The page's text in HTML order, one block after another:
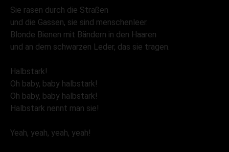
Sie rasen durch die Straßen
und die Gassen, sie sind menschenleer.
Blonde Bienen mit Bändern in den Haaren
und an dem schwarzen Leder, das sie tragen.
Halbstark!
Oh baby, baby halbstark!
Oh baby, baby halbstark!
Halbstark nennt man sie!
Yeah, yeah, yeah, yeah!